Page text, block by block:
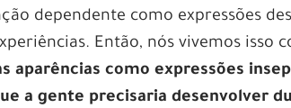
dependente como expressões
Então, nós vivemos isso
aparências como expressões
a gente precisaria desenvolver